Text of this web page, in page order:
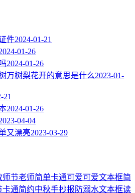
件2024-01-21
01-26
2024-01-26
万树梨花开的意思是什么2023-01-
21
2024-01-26
04-04
又漂亮2023-03-29
师节老师简单卡通可爱可爱文本框简
卡通简约中秋手抄报 防溺水文本框读